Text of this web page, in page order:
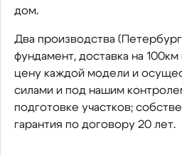
дом.
Два производства
фундамент, доставка на
цену каждой модели и
силами и под нашим
подготовке участков;
гарантия по договору 20 лет.